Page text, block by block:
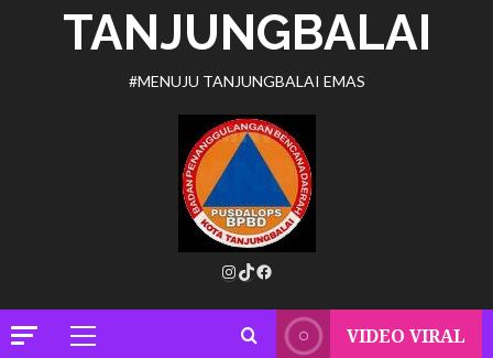
TANJUNGBALAI
#MENUJU TANJUNGBALAI EMAS
Instagram
TikTok
Facebook
Primary
VIDEO VIRAL